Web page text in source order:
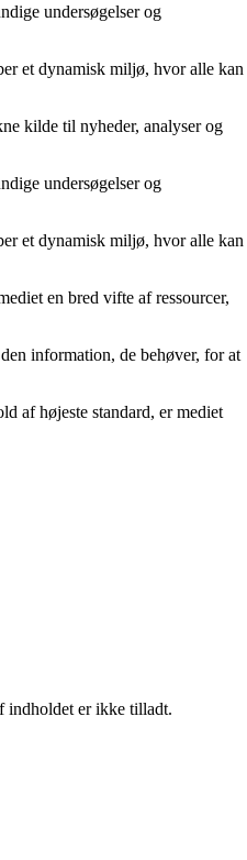
undersøgelser og
et dynamisk miljø, hvor alle kan
kilde til nyheder, analyser og
undersøgelser og
et dynamisk miljø, hvor alle kan
en bred vifte af ressourcer,
information, de behøver, for at
af højeste standard, er mediet
indholdet er ikke tilladt.